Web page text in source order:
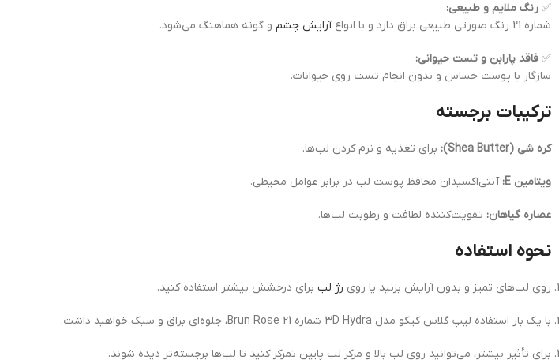
✅ رنگ ملایم و طبیعی:
شماره 21 رنگ صورتی طبیعی براق دارد و با انواع
آرایش چشم و گونه هماهنگ می‌شود.
✅ فاقد پارابن و تست حیوانی:
سازگار با پوست حساس و بدون انجام تست روی حیوانات.
ترکیبات برجسته
کره شی (Shea Butter): برای تغذیه و نرم کردن لب‌ها.
ویتامین E: آنتی‌اکسیدان محافظ پوست لب در برابر عوامل محیطی.
عصاره گیاهان: تقویت‌کننده لطافت و رطوبت لب‌ها.
نحوه استفاده
روی لب‌های تمیز و بدون آرایش بزنید یا روی رژ لب برای درخشش بیشتر استفاده کنید.
با یک بار استفاده لیپ گلاس کیکو مدل 3D Hydra شماره 21 Brun Rose، جلوه‌ای براق و سبک خواهید داشت.
برای تأثیر بیشتر، می‌توانید روی لب بالا و مرکز لب پایین تمرکز کنید تا لب‌ها برجسته‌تر دیده شوند.